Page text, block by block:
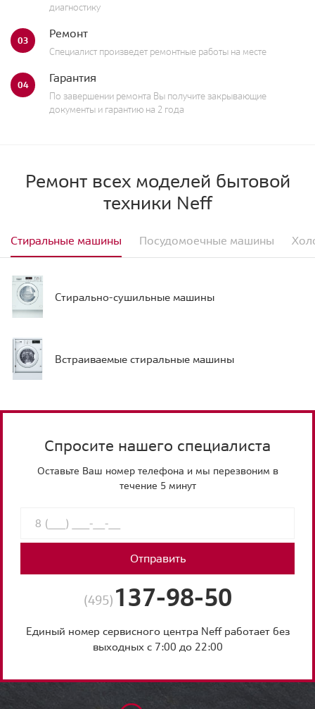
диагностику
03 Ремонт
Специалист произведет ремонтные работы на месте
04 Гарантия
По завершении ремонта Вы получите закрывающие
документы и гарантию на 2 года
Ремонт всех моделей бытовой
техники Neff
Стиральные машины Посудомоечные машины
Стирально-сушильные машины
Встраиваемые стиральные машины
Спросите нашего специалиста
Оставьте Ваш номер телефона и мы перезвоним в
течение 5 минут
Отправить
(495) 137-98-50
Единый номер сервисного центра Neff работает без
выходных с 7:00 до 22:00